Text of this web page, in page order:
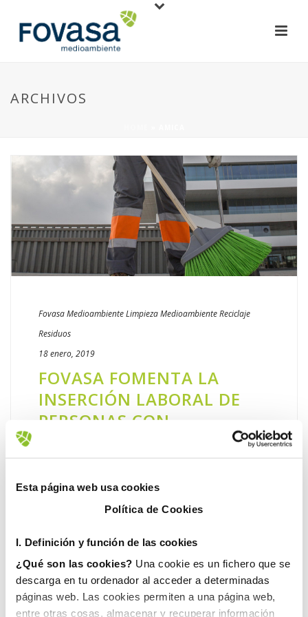
Esta página web usa cookies
Política de Cookies
I. Definición y función de las cookies
¿Qué son las cookies? Una cookie es un fichero que se
descarga en tu ordenador al acceder a determinadas
páginas web. Las cookies permiten a una página web,
entre otras cosas, almacenar y recuperar información
ARCHIVOS
Fovasa MedioambienteLimpiezaMedioambienteReciclaje
Residuos
18 enero, 2019
FOVASA FOMENTA LA
INSERCIÓN LABORAL DE
PERSONAS CON
convenio de colaboración con la iniciativa
social Amica Consciente de la necesidad de
social que favorezcan el [...]
LEER MÁS